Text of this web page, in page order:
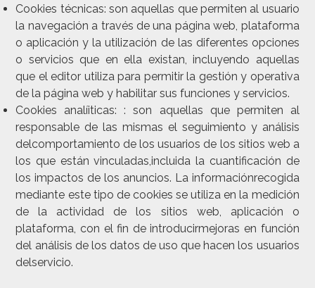
Cookies técnicas: son aquellas que permiten al usuario
la navegación a través de una página web, plataforma
o aplicación y la utilización de las diferentes opciones
o servicios que en ella existan, incluyendo aquellas
que el editor utiliza para permitir la gestión y operativa
de la página web y habilitar sus funciones y servicios.
Cookies analíiticas: : son aquellas que permiten al
responsable de las mismas el seguimiento y análisis
delcomportamiento de los usuarios de los sitios web a
los que están vinculadas,incluida la cuantificación de
los impactos de los anuncios. La informaciónrecogida
mediante este tipo de cookies se utiliza en la medición
de la actividad de los sitios web, aplicación o
plataforma, con el fin de introducirmejoras en función
del análisis de los datos de uso que hacen los usuarios
delservicio.